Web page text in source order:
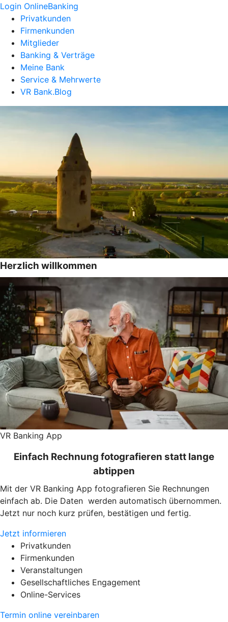
Login OnlineBanking
Privatkunden
Firmenkunden
Mitglieder
Banking & Verträge
Meine Bank
Service & Mehrwerte
VR Bank.Blog
Herzlich willkommen
VR Banking App
Einfach Rechnung fotografieren statt lange
abtippen
Mit der VR Banking App fotografieren Sie Rechnungen
einfach ab. Die Daten werden automatisch übernommen.
Jetzt nur noch kurz prüfen, bestätigen und fertig.
Jetzt informieren
Privatkunden
Firmenkunden
Veranstaltungen
Gesellschaftliches Engagement
Online-Services
Termin online vereinbaren